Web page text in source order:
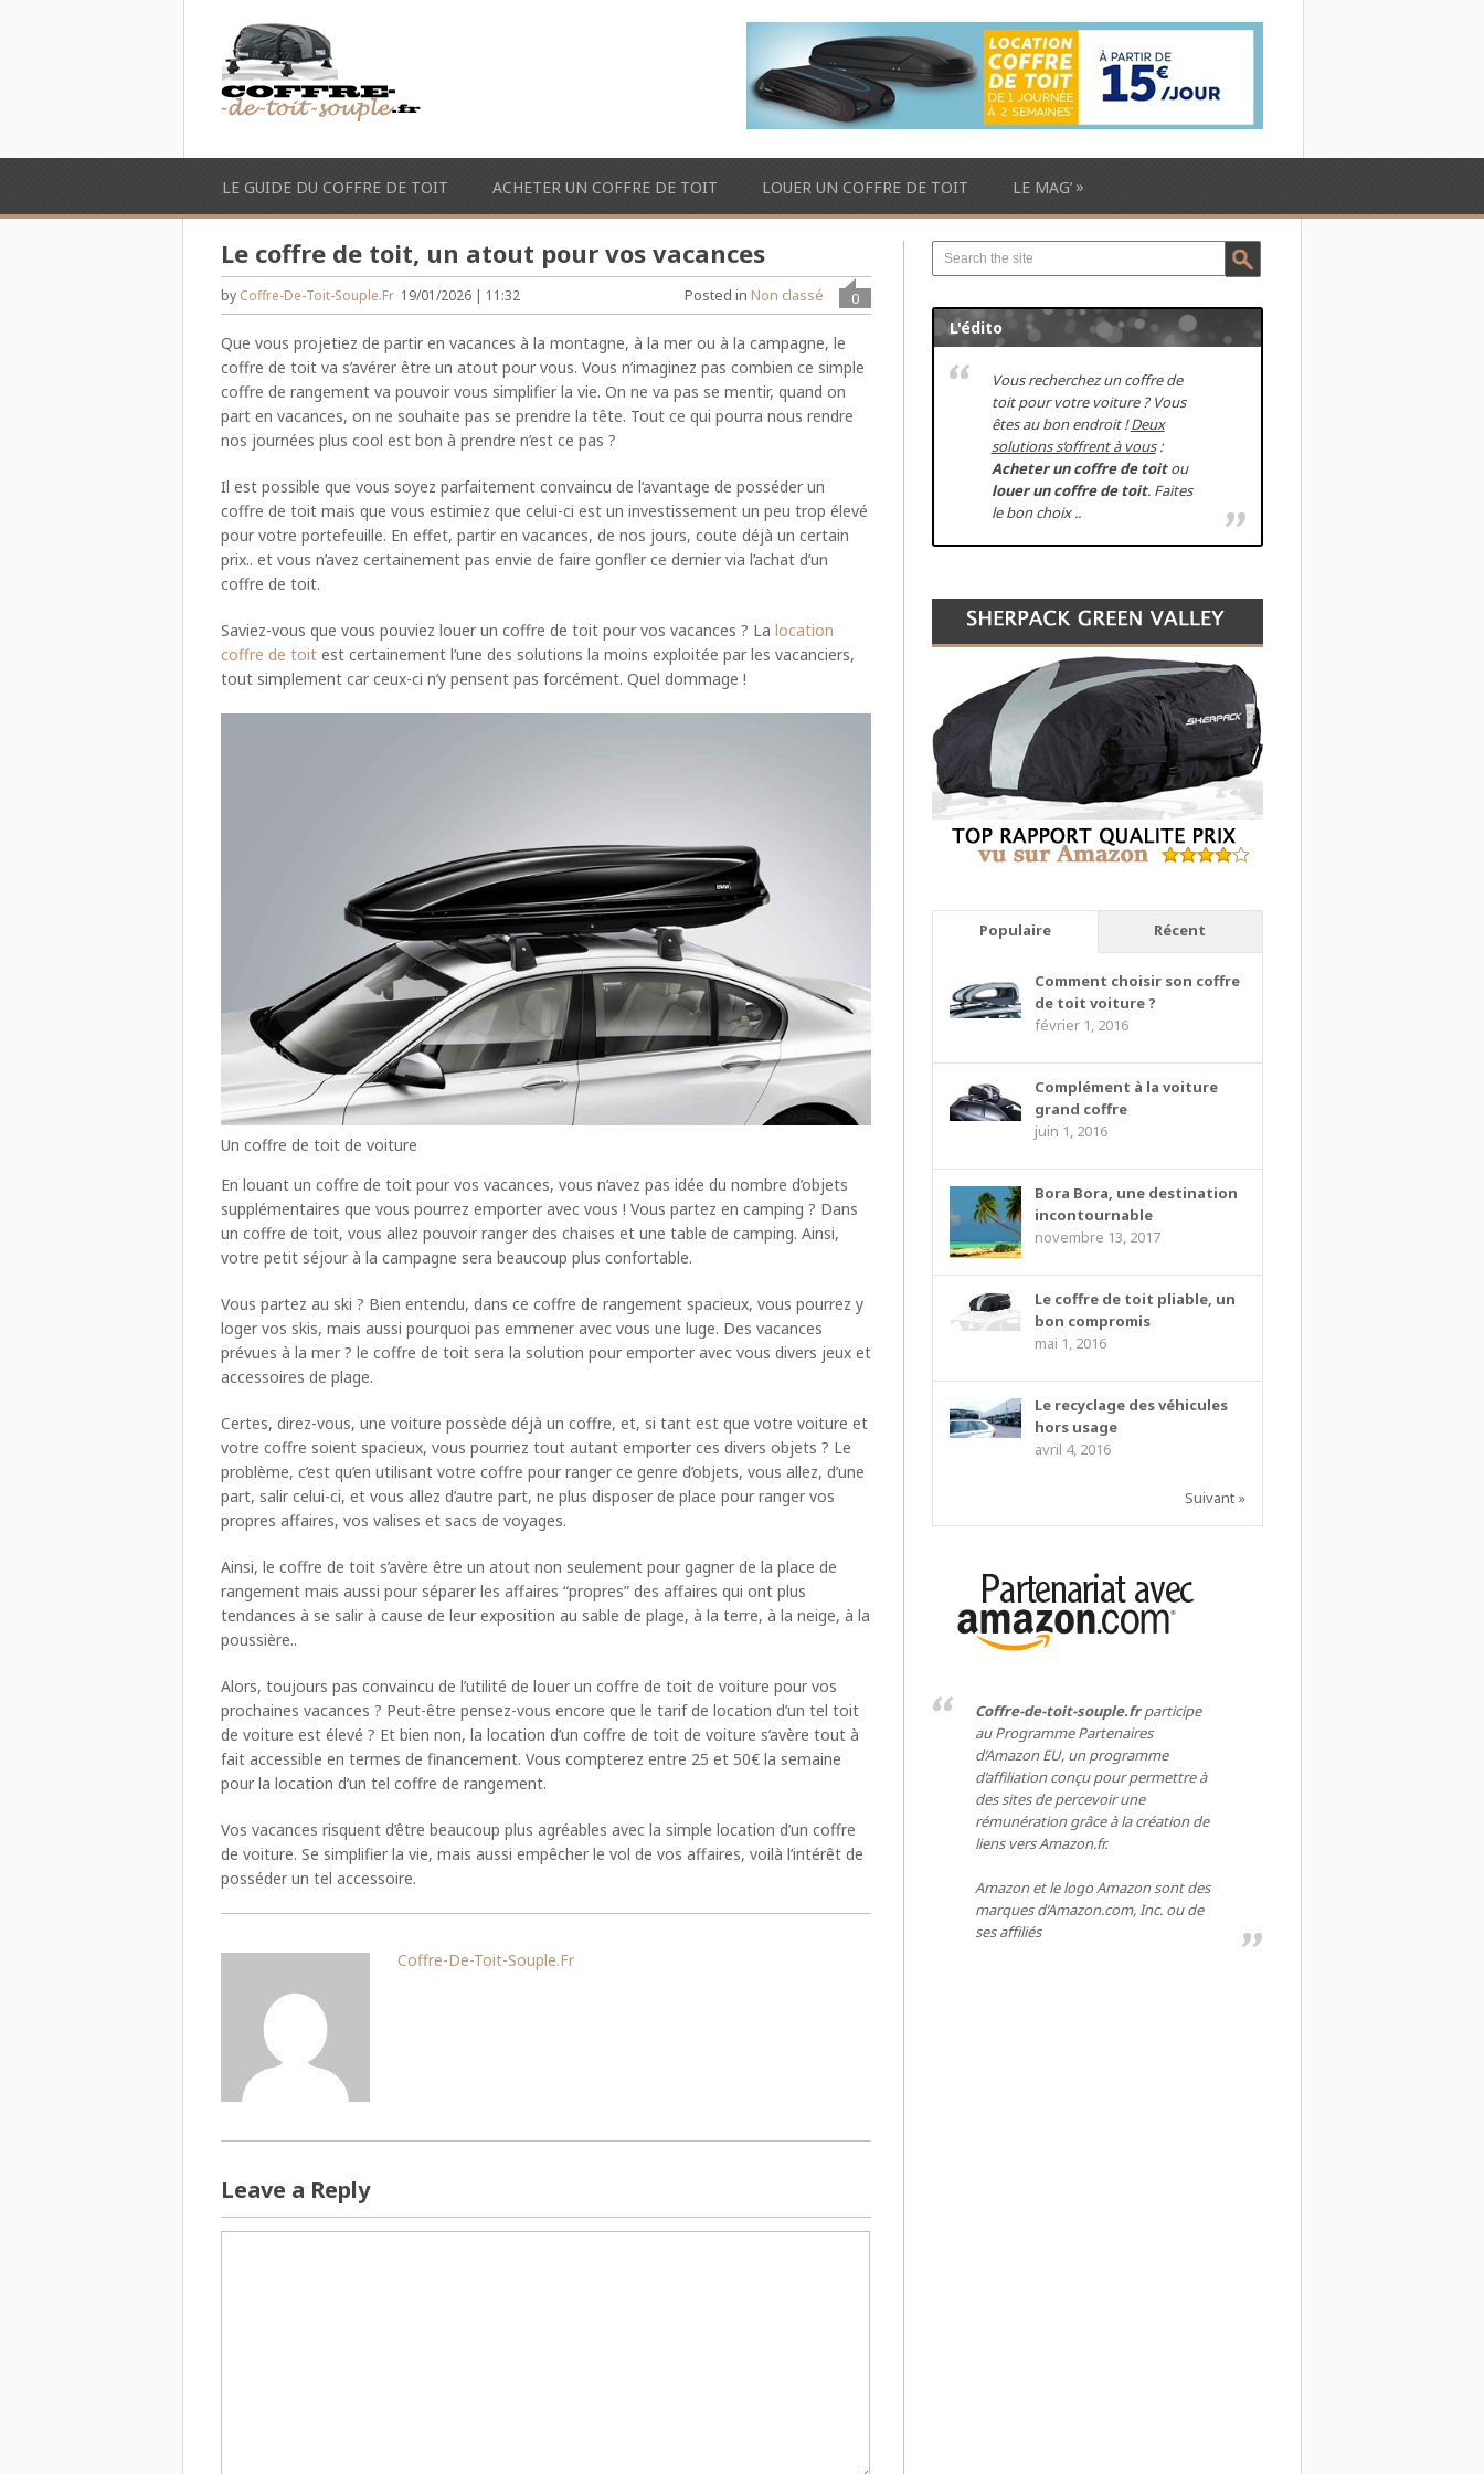
LE GUIDE DU COFFRE DE TOIT ACHETER UN COFFRE DE TOIT LOUER UN COFFRE DE TOIT LE MAG’ »
Le coffre de toit, un atout pour vos vacances
by Coffre-De-Toit-Souple.fr 19/01/2026 | 11:32 0
Posted inNon classé
Que vous projetiez de partir en vacances à la montagne, à la mer ou à la campagne, le
coffre de toit va s’avérer être un atout pour vous. Vous n’imaginez pas combien ce simple
coffre de rangement va pouvoir vous simplifier la vie. On ne va pas se mentir, quand on
part en vacances, on ne souhaite pas se prendre la tête. Tout ce qui pourra nous rendre
nos journées plus cool est bon à prendre n’est ce pas ?
Il est possible que vous soyez parfaitement convaincu de l’avantage de posséder un
coffre de toit mais que vous estimiez que celui-ci est un investissement un peu trop élevé
pour votre portefeuille. En effet, partir en vacances, de nos jours, coute déjà un certain
prix.. et vous n’avez certainement pas envie de faire gonfler ce dernier via l’achat d’un
coffre de toit.
Saviez-vous que vous pouviez louer un coffre de toit pour vos vacances ? Lalocation
coffre de toit est certainement l’une des solutions la moins exploitée par les vacanciers,
tout simplement car ceux-ci n’y pensent pas forcément. Quel dommage !
Un coffre de toit de voiture
En louant un coffre de toit pour vos vacances, vous n’avez pas idée du nombre d’objets
supplémentaires que vous pourrez emporter avec vous ! Vous partez en camping ? Dans
un coffre de toit, vous allez pouvoir ranger des chaises et une table de camping. Ainsi,
votre petit séjour à la campagne sera beaucoup plus confortable.
Vous partez au ski ? Bien entendu, dans ce coffre de rangement spacieux, vous pourrez y
loger vos skis, mais aussi pourquoi pas emmener avec vous une luge. Des vacances
prévues à la mer ? le coffre de toit sera la solution pour emporter avec vous divers jeux et
accessoires de plage.
Certes, direz-vous, une voiture possède déjà un coffre, et, si tant est que votre voiture et
votre coffre soient spacieux, vous pourriez tout autant emporter ces divers objets ? Le
problème, c’est qu’en utilisant votre coffre pour ranger ce genre d’objets, vous allez, d’une
part, salir celui-ci, et vous allez d’autre part, ne plus disposer de place pour ranger vos
propres affaires, vos valises et sacs de voyages.
Ainsi, le coffre de toit s’avère être un atout non seulement pour gagner de la place de
rangement mais aussi pour séparer les affaires “propres” des affaires qui ont plus
tendances à se salir à cause de leur exposition au sable de plage, à la terre, à la neige, à la
poussière..
Alors, toujours pas convaincu de l’utilité de louer un coffre de toit de voiture pour vos
prochaines vacances ? Peut-être pensez-vous encore que le tarif de location d’un tel toit
de voiture est élevé ? Et bien non, la location d’un coffre de toit de voiture s’avère tout à
fait accessible en termes de financement. Vous compterez entre 25 et 50€ la semaine
pour la location d’un tel coffre de rangement.
Vos vacances risquent d’être beaucoup plus agréables avec la simple location d’un coffre
de voiture. Se simplifier la vie, mais aussi empêcher le vol de vos affaires, voilà l’intérêt de
posséder un tel accessoire.
Coffre-De-Toit-Souple.fr
Leave a Reply
L'édito
Vous recherchez un coffre de
toit pour votre voiture ? Vous
êtes au bon endroit !Deux
solutions s’offrent à vous:
Acheter un coffre de toitou
louer un coffre de toit. Faites
le bon choix ..
Populaire Récent
Comment choisir son coffre
de toit voiture ?
février 1, 2016
Complément à la voiture
grand coffre
juin 1, 2016
Bora Bora, une destination
incontournable
novembre 13, 2017
Le coffre de toit pliable, un
bon compromis
mai 1, 2016
Le recyclage des véhicules
hors usage
avril 4, 2016
Suivant »
Coffre-de-toit-souple.frparticipe
au Programme Partenaires
d’Amazon EU, un programme
d’affiliation conçu pour permettre à
des sites de percevoir une
rémunération grâce à la création de
liens vers Amazon.fr.
Amazon et le logo Amazon sont des
marques d’Amazon.com, Inc. ou de
ses affiliés